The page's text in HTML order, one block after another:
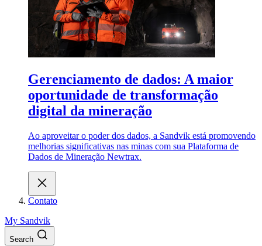
Gerenciamento de dados: A maior
oportunidade de transformação
digital da mineração
Ao aproveitar o poder dos dados, a Sandvik está promovendo
melhorias significativas nas minas com sua Plataforma de
Dados de Mineração Newtrax.
Contato
My Sandvik
Search